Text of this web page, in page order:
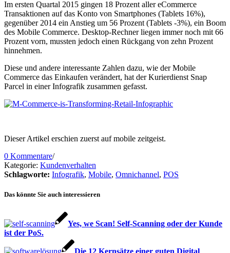
Im ersten Quartal 2015 gingen 18 Prozent aller eCommerce
Transaktionen auf das Konto von Smartphones (Tablets 16%),
gegenüber 2014 ein Anstieg um 56 Prozent (Tablets -3%), ein Boom
des Mobile Commerce. Desktop-Rechner liegen immer noch mit 66
Prozent vorn, mussten jedoch einen Rückgang von zehn Prozent
hinnehmen.
Diese und andere interessante Zahlen dazu, wie der Mobile
Commerce das Einkaufen verändert, hat der Kurierdienst Snap
Parcel in einer Infografik zusammen gefasst.
Dieser Artikel erschien zuerst auf mobile zeitgeist.
0 Kommentare/
Kategorie: Kundenverhalten
Schlagworte: Infografik, Mobile, Omnichannel, POS
Das könnte Sie auch interessieren
Yes, we Scan! Self-Scanning oder der Kunde
ist der PoS.